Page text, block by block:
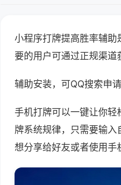
小程序打牌提高胜率辅助
要的用户可通过正规渠道
辅助安装，可QQ搜索申
手机打牌可以一键让你轻
牌系统规律，只需要输
想分享给好友或者使用手